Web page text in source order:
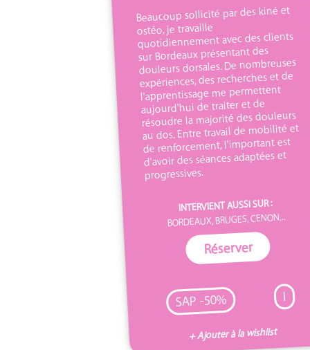
Beaucoup sollicité par des kiné et
ostéo, je travaille
quotidiennement avec des clients
sur Bordeaux présentant des
douleurs dorsales. De nombreuses
expériences, des recherches et de
l'apprentissage me permettent
aujourd'hui de traiter et de
résoudre la majorité des douleurs
au dos. Entre travail de mobilité et
de renforcement, l'important est
d'avoir des séances adaptées et
progressives.
INTERVIENT AUSSI SUR :
BORDEAUX, BRUGES, CENON...
Réserver
SAP -50% I
+ Ajouter à la wishlist